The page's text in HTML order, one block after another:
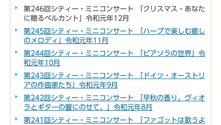
第246回シティー・ミニコンサート 「クリスマス・あなた
に贈るベルカント」令和元年12月
第245回シティー・ミニコンサート 「ハープで楽しむ癒し
のメロディ」令和元年11月
第244回シティー・ミニコンサート 「ピアソラの世界」令
和元年10月
第243回シティー・ミニコンサート 「ドイツ・オーストリ
アの作曲家たち」令和元年9月
第242回シティー・ミニコンサート 「早秋の香り。ヴィオ
ラとギターの響にのせて。」令和元年8月
第241回シティー・ミニコンサート 「ファゴットは歌うよ